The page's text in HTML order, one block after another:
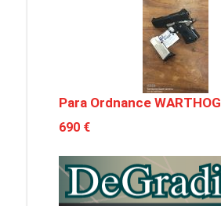
Para Ordnance WARTHOG
690 €